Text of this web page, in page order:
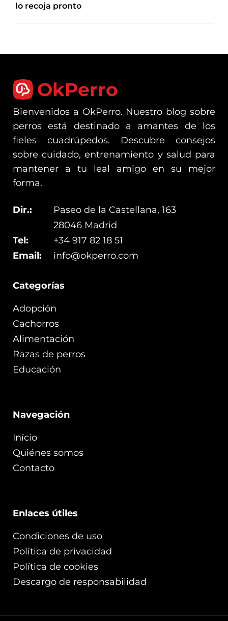
lo recoja pronto
Categorías
Adopción
Cachorros
Alimentación
Razas de perros
Educación
Navegación
Início
Quiénes somos
Contacto
Enlaces útiles
Condiciones de uso
Política de privacidad
Política de cookies
Descargo de responsabilidad
OkPerro
Bienvenidos a OkPerro. Nuestro blog sobre
perros está destinado a amantes de los
fieles cuadrúpedos. Descubre consejos
sobre cuidado, entrenamiento y salud para
mantener a tu leal amigo en su mejor
forma.
Dir.:
Paseo de la Castellana, 163
28046 Madrid
Tel:
+34 917 82 18 51
Email:
info@okperro.com